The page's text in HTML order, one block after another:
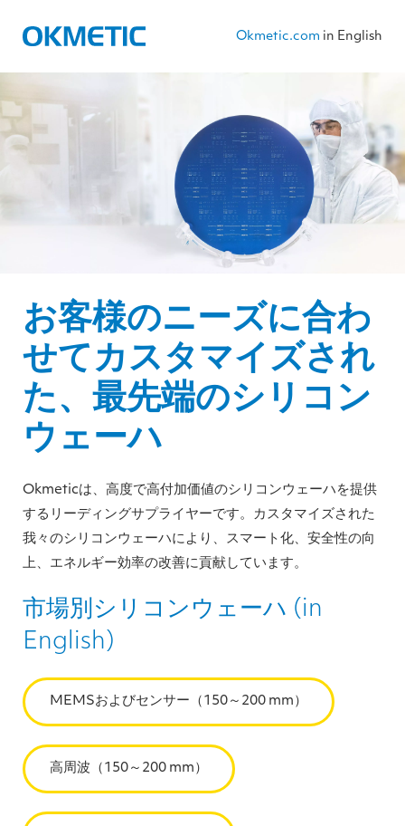
n
t
Okmetic.com in English
お客様のニーズに合わ
せてカスタマイズされ
た、最先端のシリコン
ウェーハ
Okmeticは、高度で高付加価値のシリコンウェーハを提供
するリーディングサプライヤーです。カスタマイズされた
我々のシリコンウェーハにより、スマート化、安全性の向
上、エネルギー効率の改善に貢献しています。
市場別シリコンウェーハ (in
English)
MEMSおよびセンサー（150～200 mm）
高周波（150～200 mm）